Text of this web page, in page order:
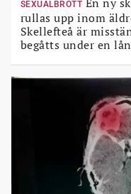
SEXUALBROTT
rullas upp inom
Skellefteå är
begåtts under en